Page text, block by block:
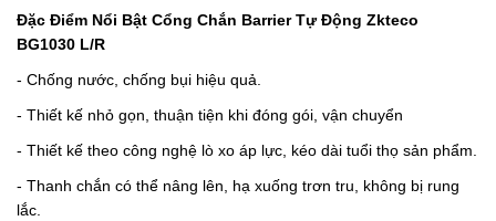
Đặc Điểm Nổi Bật Cổng Chắn Barrier Tự Động Zkteco
BG1030 L/R
- Chống nước, chống bụi hiệu quả.
- Thiết kế nhỏ gọn, thuận tiện khi đóng gói, vận chuyển
- Thiết kế theo công nghệ lò xo áp lực, kéo dài tuổi thọ sản phẩm.
- Thanh chắn có thể nâng lên, hạ xuống trơn tru, không bị rung
lắc.